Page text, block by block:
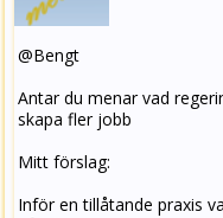
@Bengt
Antar du menar vad
skapa fler jobb
Mitt förslag:
Inför en tillåtande praxis